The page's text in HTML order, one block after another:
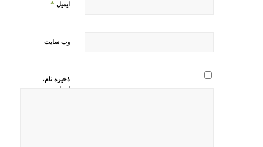
ایمیل *
وب‌ سایت
ذخیره نام،
ایمیل و